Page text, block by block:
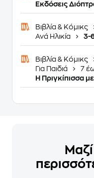
Εκδόσεις
Βιβλία & Κόμικς
Ανά Ηλικία
3-
Βιβλία & Κόμικς
Για Παιδιά
7
H Πριγκίπισσα